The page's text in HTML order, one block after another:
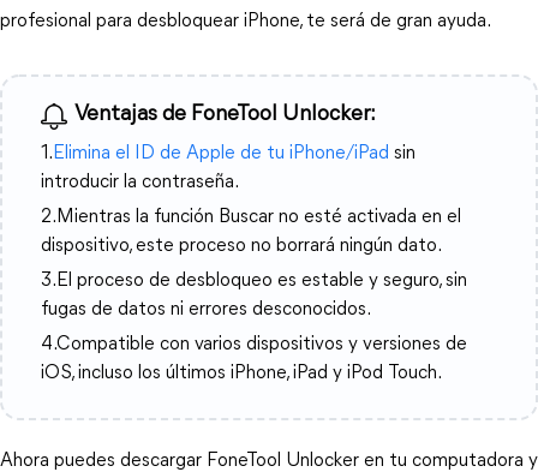
profesional para desbloquear iPhone, te será de gran ayuda.
Ventajas de FoneTool Unlocker:
1. Elimina el ID de Apple de tu iPhone/iPad sin
introducir la contraseña.
2.Mientras la función Buscar no esté activada en el
dispositivo, este proceso no borrará ningún dato.
3.El proceso de desbloqueo es estable y seguro, sin
fugas de datos ni errores desconocidos.
4.Compatible con varios dispositivos y versiones de
iOS, incluso los últimos iPhone, iPad y iPod Touch.
Ahora puedes descargar FoneTool Unlocker en tu computadora y